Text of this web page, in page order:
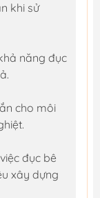
khi sử
năng đục
cho môi
đục bê
xây dựng